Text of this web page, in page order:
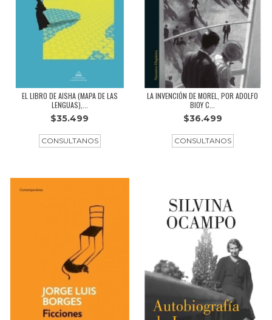
EL LIBRO DE AISHA (MAPA DE LAS
LENGUAS),...
$35.499
LA INVENCIÓN DE MOREL, POR ADOLFO
BIOY C...
$36.499